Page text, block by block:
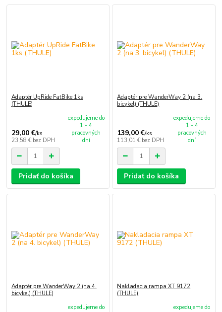
Adaptér UpRide FatBike 1ks
(THULE)
29,00 €/ks
23,58 € bez DPH
expedujeme do
1 - 4
pracovných
dní
Pridať do košíka
Adaptér pre WanderWay 2 (na 3.
bicykel) (THULE)
139,00 €/ks
113,01 € bez DPH
expedujeme do
1 - 4
pracovných
dní
Pridať do košíka
Adaptér pre WanderWay 2 (na 4.
bicykel) (THULE)
expedujeme do
Nakladacia rampa XT 9172
(THULE)
expedujeme do